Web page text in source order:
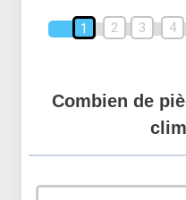
1 2 3 4
Combien de